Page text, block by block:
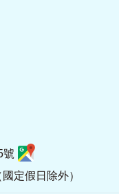
號
定假日除外）